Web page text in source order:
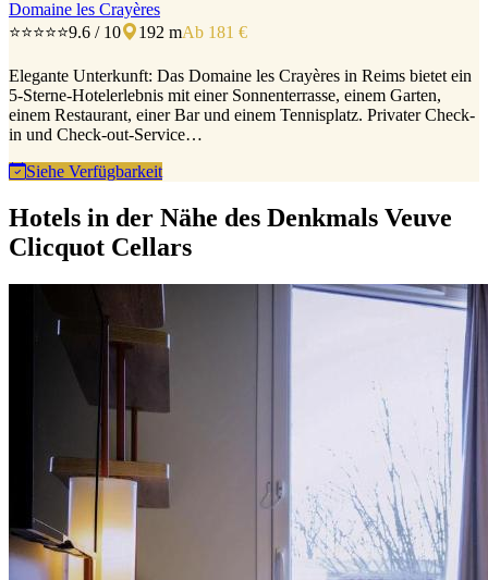
Domaine les Crayères
⭐⭐⭐⭐⭐9.6 / 10 192 mAb 181 €
Elegante Unterkunft: Das Domaine les Crayères in Reims bietet ein
5-Sterne-Hotelerlebnis mit einer Sonnenterrasse, einem Garten,
einem Restaurant, einer Bar und einem Tennisplatz. Privater Check-
in und Check-out-Service…
Siehe Verfügbarkeit
Hotels in der Nähe des Denkmals Veuve
Clicquot Cellars